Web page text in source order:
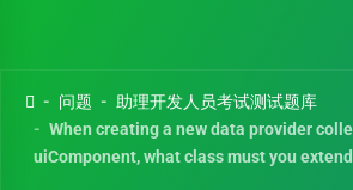
问题
助理开发人员考试测试题库
When creating a new data provider
uiComponent, what class must you